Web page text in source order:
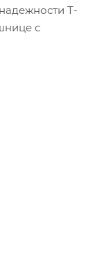
Т-
с